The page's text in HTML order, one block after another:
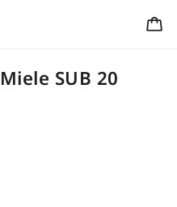
SUB 20